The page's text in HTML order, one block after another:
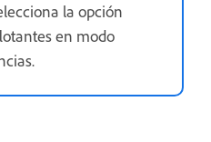
la opción
en modo